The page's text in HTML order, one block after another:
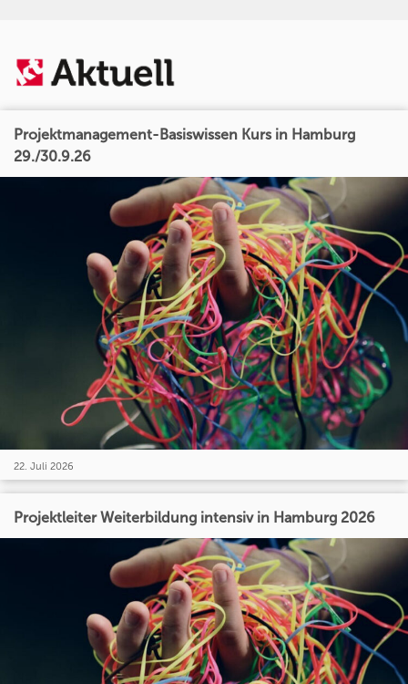
Projektmanagement-Basiswissen Kurs in Hamburg
29./30.9.26
22. Juli 2026
Projektleiter Weiterbildung intensiv in Hamburg 2026